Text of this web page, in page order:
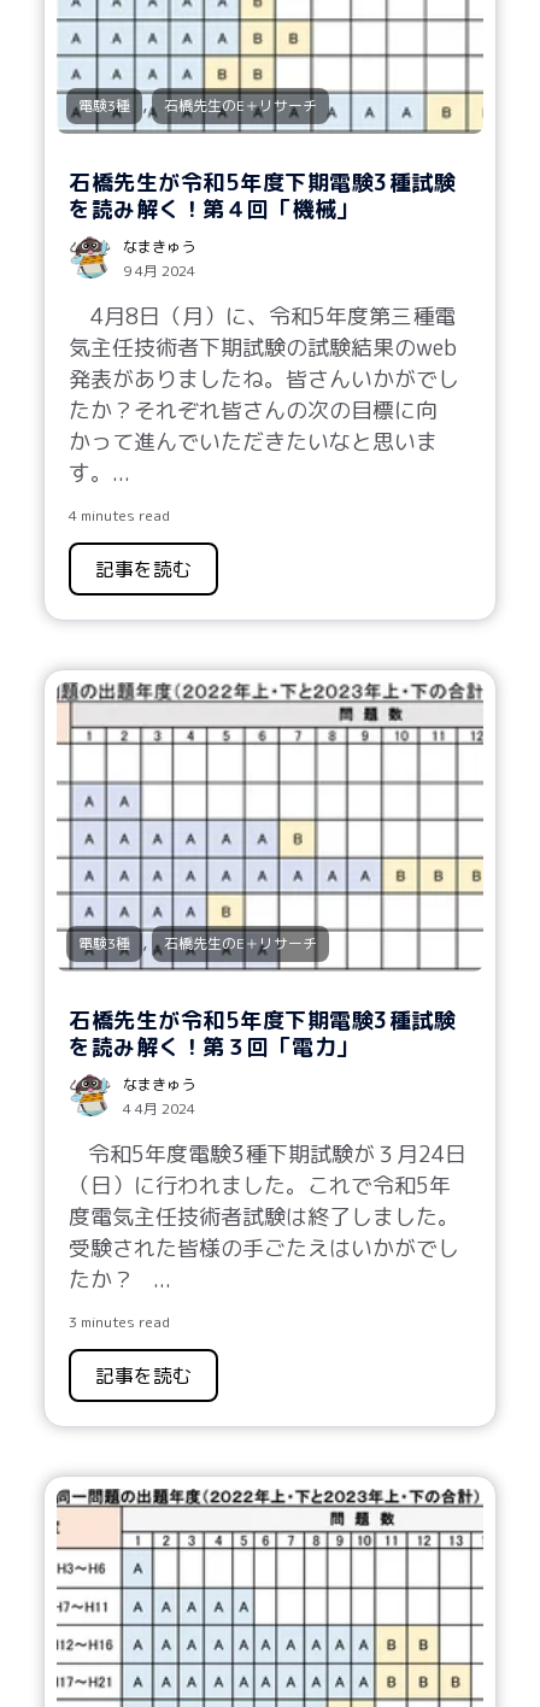
電験3種 , 石橋先生のE＋リサーチ
石橋先生が令和5年度下期電験3種試験
を読み解く！第４回「機械」
なまきゅう
9 4月 2024
4月8日（月）に、令和5年度第三種電
気主任技術者下期試験の試験結果のweb
発表がありましたね。皆さんいかがでし
たか？それぞれ皆さんの次の目標に向
かって進んでいただきたいなと思いま
す。...
4 minutes read
記事を読む
電験3種 , 石橋先生のE＋リサーチ
石橋先生が令和5年度下期電験3種試験
を読み解く！第３回「電力」
なまきゅう
4 4月 2024
令和5年度電験3種下期試験が３月24日
（日）に行われました。これで令和5年
度電気主任技術者試験は終了しました。
受験された皆様の手ごたえはいかがでし
たか？
...
3 minutes read
記事を読む